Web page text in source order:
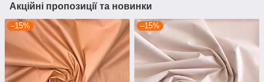
Акційні пропозиції та новинки
–15% –15%